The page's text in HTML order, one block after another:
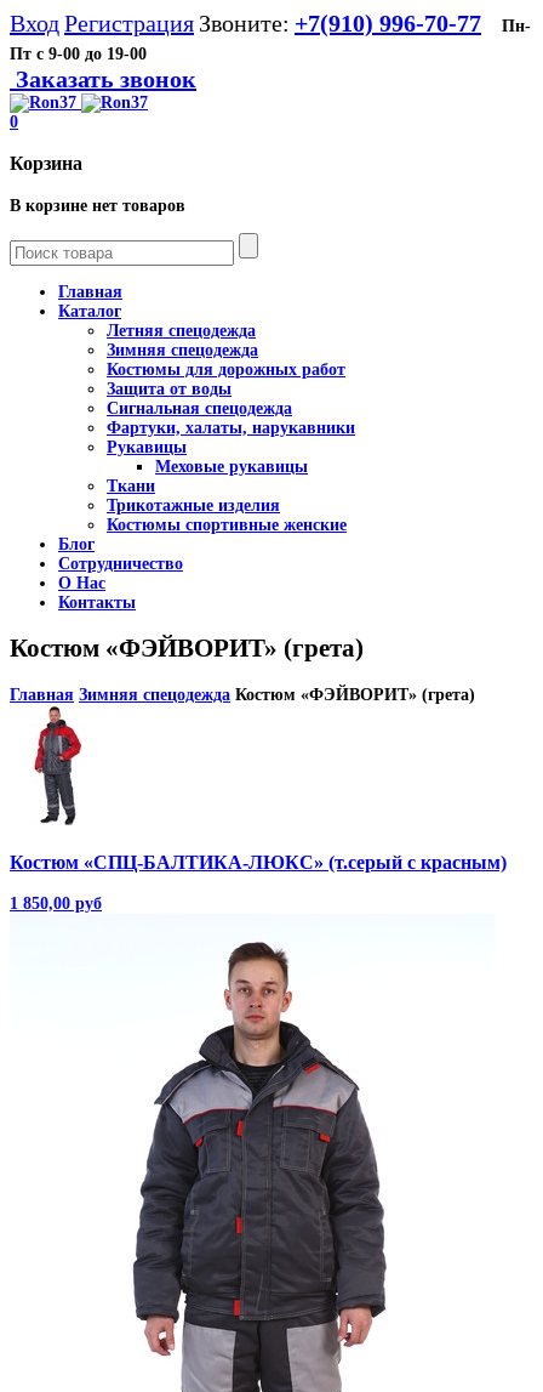
ВходРегистрация Звоните: +7(910) 996-70-77
Пн-
Пт с 9-00 до 19-00
Заказать звонок
0
Корзина
В корзине нет товаров
Главная
Каталог
Летняя спецодежда
Зимняя спецодежда
Костюмы для дорожных работ
Защита от воды
Сигнальная спецодежда
Фартуки, халаты, нарукавники
Рукавицы
Меховые рукавицы
Ткани
Трикотажные изделия
Костюмы спортивные женские
Блог
Сотрудничество
О Нас
Контакты
Костюм «ФЭЙВОРИТ» (грета)
Главная Зимняя спецодежда Костюм «ФЭЙВОРИТ» (грета)
Костюм «СПЦ-БАЛТИКА-ЛЮКС» (т.серый с красным)
1 850,00 руб